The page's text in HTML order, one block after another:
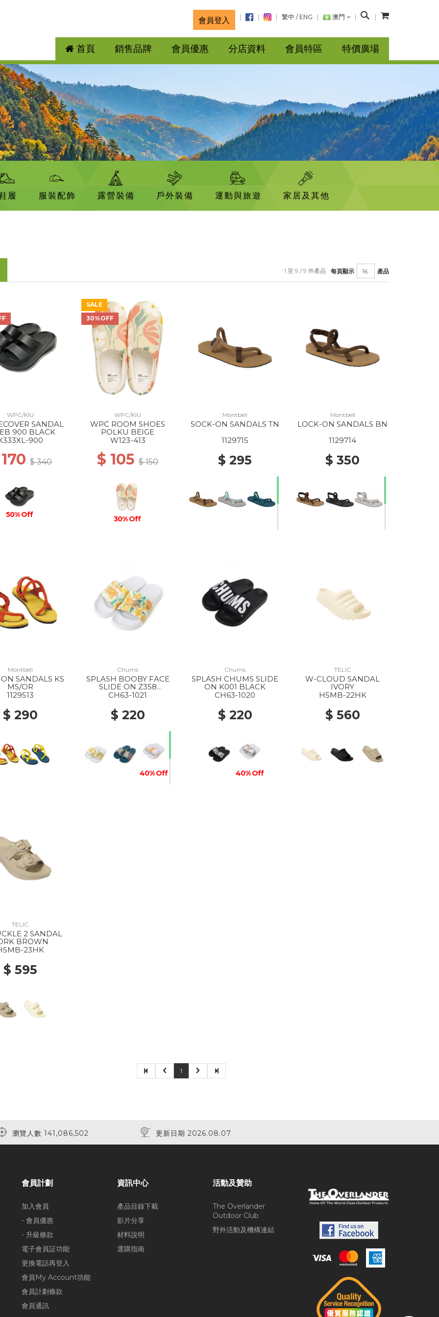
會員登入 繁中 / ENG 澳門
搜
首頁 銷售品牌 會員優惠 分店資料 會員特區 特價廣場
履 服裝配飾 露營裝備 戶外裝備 運動與旅遊 家居及其他
每頁顯示 產品
1 至 9 / 9 件產品
WPC/KIU
SANDAL
900 BLACK
900
$ 340
50% Off
SALE
30%OFF
WPC/KIU
WPC ROOM SHOES
POLKU BEIGE
W123-413
$ 105$ 150
30% Off
Montbell
SOCK-ON SANDALS TN
1129715
$ 295
Montbell
LOCK-ON SANDALS BN
1129714
$ 350
Montbell
SANDALS KS
MS/OR
1129513
$ 290
Chums
SPLASH BOOBY FACE
SLIDE ON Z358
CANYON-DYE
CH63-1021
$ 220
40% Off
Chums
SPLASH CHUMS SLIDE
ON K001 BLACK
CH63-1020
$ 220
40% Off
TELIC
W-CLOUD SANDAL
IVORY
H5MB-22HK
$ 560
TELIC
2 SANDAL
BROWN
23HK
$ 595
1
瀏覽人數 141,086,502 更新日期 2026.08.07
會員計劃
加入會員
- 會員優惠
- 升級條款
電子會員証功能
更換電話再登入
會員My Account功能
會員計劃條款
會員通訊
資訊中心
產品目錄下載
影片分享
材料說明
選購指南
活動及贊助
The Overlander
Outdoor Club
野外活動及機構連結